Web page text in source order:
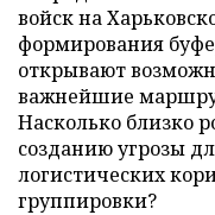
войск на
формирования
открывают
важнейшие
Насколько близко
созданию угрозы
логистических
группировки?